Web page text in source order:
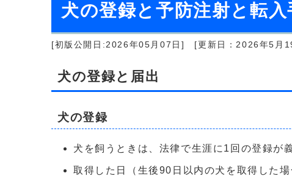
犬の登録と予防注射と転
[初版公開日:2026年05月07日] [更新日：2026年5月
犬の登録と届出
犬の登録
犬を飼うときは、法律で生涯に1回の登録が
取得した日（生後90日以内の犬を取得した